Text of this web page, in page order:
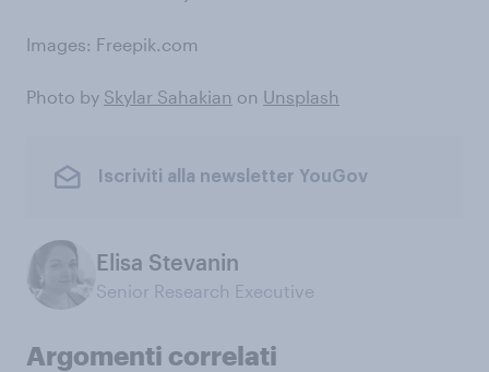
Images: Freepik.com
Photo by Skylar Sahakian on Unsplash
Iscriviti alla newsletter YouGov
Elisa Stevanin
Senior Research Executive
Argomenti correlati